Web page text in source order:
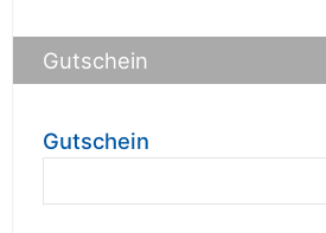
Gutschein
Gutschein